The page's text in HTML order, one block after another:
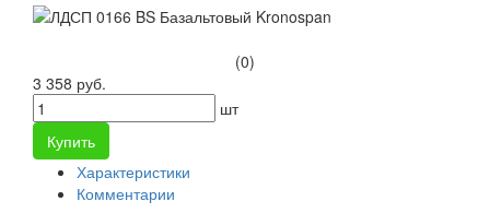
(0)
3 358 руб.
шт
Купить
Характеристики
Комментарии